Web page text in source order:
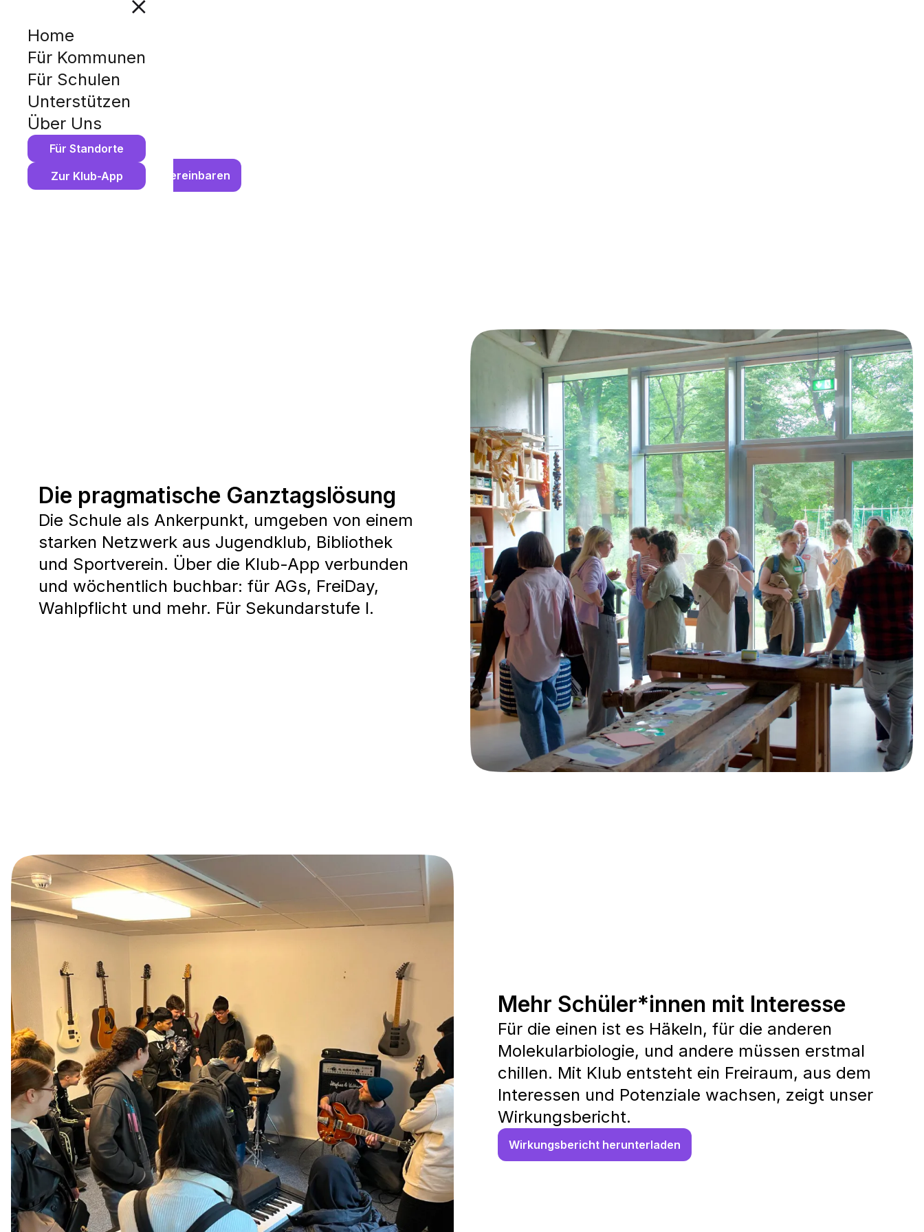
Home
Für Kommunen
Für Schulen
Unterstützen
Über Uns
Für Standorte
Zur Klub-App
KLUB STATT
KLASSENRAUM
Mit Klub können Schüler*innen selbstbestimmt Aktivitäten im Sozialraum der Schule buchen.
Jetzt Gespräch vereinbaren
Die pragmatische Ganztagslösung
Die Schule als Ankerpunkt, umgeben von einem
starken Netzwerk aus Jugendklub, Bibliothek
und Sportverein. Über die Klub-App verbunden
und wöchentlich buchbar: für AGs, FreiDay,
Wahlpflicht und mehr. Für Sekundarstufe I.
Mehr Schüler*innen mit Interesse
Für die einen ist es Häkeln, für die anderen
Molekularbiologie, und andere müssen erstmal
chillen. Mit Klub entsteht ein Freiraum, aus dem
Interessen und Potenziale wachsen, zeigt unser
Wirkungsbericht.
Wirkungsbericht herunterladen